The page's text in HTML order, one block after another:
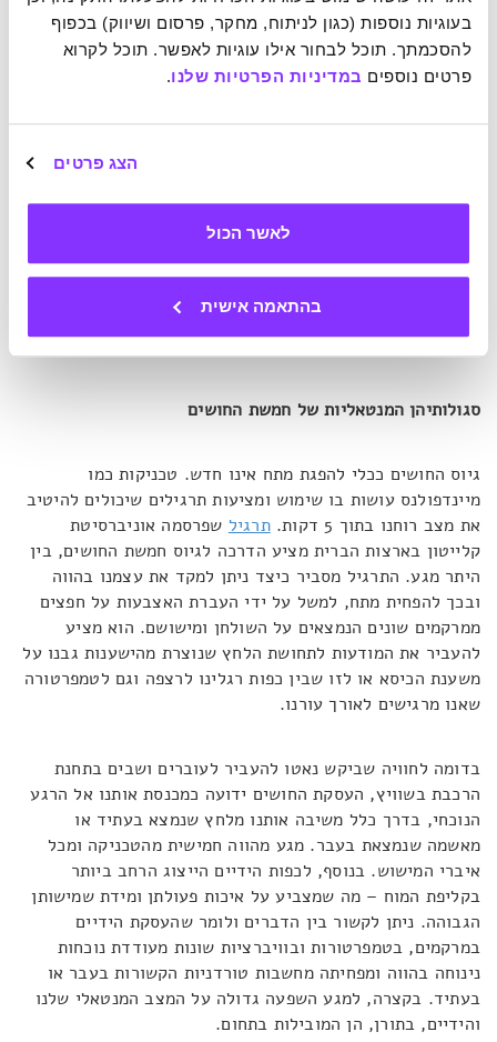
פרטים נוספים במדיניות הפרטיות שלנו.
הצג פרטים
לאשר הכול
בהתאמה אישית
סגולותיהן המנטאליות של חמשת החושים
גיוס החושים ככלי להפגת מתח אינו חדש. טכניקות כמו
מיינדפולנס עושות בו שימוש ומציעות תרגילים שיכולים להיטיב
את מצב רוחנו בתוך 5 דקות.
תרגיל שפרסמה אוניברסיטת
קלייטון בארצות הברית מציע הדרכה לגיוס חמשת החושים, בין
היתר מגע. התרגיל מסביר כיצד ניתן למקד את עצמנו בהווה
ובכך להפחית מתח, למשל על ידי העברת האצבעות על חפצים
ממרקמים שונים הנמצאים על השולחן ומישושם. הוא מציע
להעביר את המודעות לתחושת הלחץ שנוצרת מהישענות גבנו על
משענת הכיסא או לזו שבין כפות רגלינו לרצפה וגם לטמפרטורה
שאנו מרגישים לאורך עורנו.
בדומה לחוויה שביקש נאטו להעביר לעוברים ושבים בתחנת
הרכבת בשוויץ, העסקת החושים ידועה כמכנסת אותנו אל הרגע
הנוכחי, בדרך כלל משיבה אותנו מלחץ שנמצא בעתיד או
מאשמה שנמצאת בעבר. מגע מהווה חמישית מהטכניקה ומכל
איברי המישוש. בנוסף, לכפות הידיים הייצוג הרחב ביותר
בקליפת המוח – מה שמצביע על איכות פעולתן ומידת שמישותן
הגבוהה. ניתן לקשור בין הדברים ולומר שהעסקת הידיים
במרקמים, בטמפרטורות ובוויברציות שונות מעודדת נוכחות
נינוחה בהווה ומפחיתה מחשבות טורדניות הקשורות בעבר או
בעתיד. בקצרה, למגע השפעה גדולה על המצב המנטאלי שלנו
והידיים, בתורן, הן המובילות בתחום.